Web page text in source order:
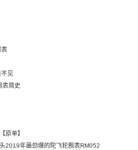
表
不见
表简史
原单】
2019年最劲爆的陀飞轮腕表RM052